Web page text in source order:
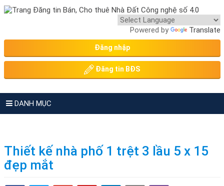
Powered by Translate
Đăng nhập
Đăng tin BĐS
DANH MỤC
Thiết kế nhà phố 1 trệt 3 lầu 5 x 15
đẹp mắt